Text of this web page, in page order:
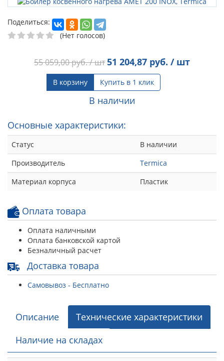
Поделиться:
(Нет голосов)
55 059,00руб. / шт51 204,87 руб. / шт
В корзину Купить в 1 клик
В наличии
Основные характеристики:
Статус
В наличии
Производитель
Termica
Материал корпуса
Пластик
Оплата товара
Оплата наличными
Оплата банковской картой
Безналичный расчет
Доставка товара
Самовывоз - Бесплатно
Описание
Технические характеристики
Наличие на складах